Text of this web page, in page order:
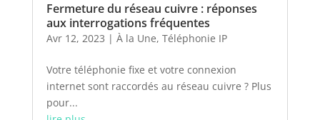
Fermeture du réseau cuivre : réponses
aux interrogations fréquentes
Avr 12, 2023 | À la Une, Téléphonie IP
Votre téléphonie fixe et votre connexion
internet sont raccordés au réseau cuivre ? Plus
pour...